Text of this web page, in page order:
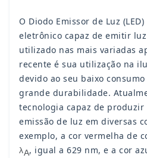
O Diodo Emissor de Luz
eletrônico capaz de emitir
utilizado nas mais variadas
recente é sua utilização na
devido ao seu baixo
grande durabilidade.
tecnologia capaz de
emissão de luz em diversas
exemplo, a cor vermelha de
λA, igual a 629 nm, e a cor